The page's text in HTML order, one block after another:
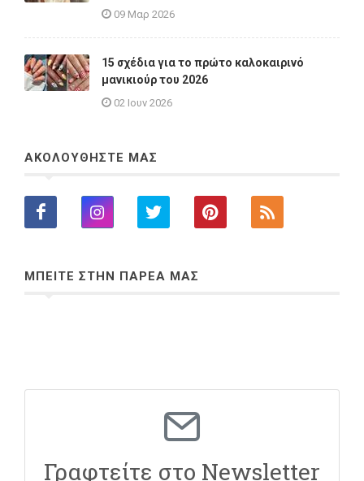
09 Μαρ 2026
15 σχέδια για το πρώτο καλοκαιρινό
μανικιούρ του 2026
02 Ιουν 2026
ΑΚΟΛΟΥΘΗΣΤΕ ΜΑΣ
ΜΠΕΙΤΕ ΣΤΗΝ ΠΑΡΕΑ ΜΑΣ
Γραφτείτε στο Newsletter